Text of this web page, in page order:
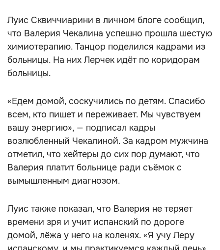
Луис Сквиччиарини в личном блоге сообщил,
что Валерия Чекалина успешно прошла шестую
химиотерапию. Танцор поделился кадрами из
больницы. На них Лерчек идёт по коридорам
больницы.
«Едем домой, соскучились по детям. Спасибо
всем, кто пишет и переживает. Мы чувствуем
вашу энергию», — подписал кадры
возлюбленный Чекалиной. За кадром мужчина
отметил, что хейтеры до сих пор думают, что
Валерия платит больнице ради съёмок с
вымышленным диагнозом.
Луис также показал, что Валерия не теряет
времени зря и учит испанский по дороге
домой, лёжа у него на коленях. «Я учу Леру